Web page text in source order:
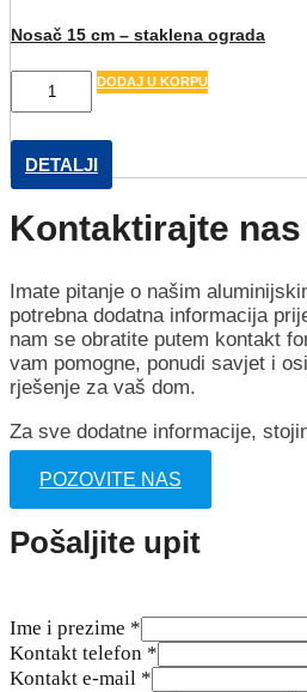
Nosač 15 cm – staklena ograda
Nosač
staklena
količina
DODAJ U KORPU
DETALJI
Kontaktirajte nas
Imate pitanje o našim
potrebna dodatna informacija
nam se obratite putem kontakt
vam pomogne, ponudi savjet i
rješenje za vaš dom.
Za sve dodatne informacije,
POZOVITE NAS
Pošaljite upit
Ime i prezime *
Kontakt telefon *
Kontakt e-mail *